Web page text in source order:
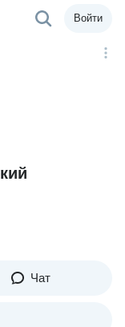
Войти
Чат